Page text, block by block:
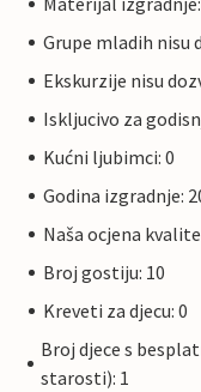
Grupe mladih nisu
Ekskurzije nisu
Iskljucivo za
Kućni ljubimci: 0
Godina izgradnje:
Naša ocjena
Broj gostiju: 10
Kreveti za djecu: 0
Broj djece s
starosti): 1